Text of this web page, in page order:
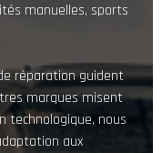
manuelles, sports
réparation guident
marques misent
technologique, nous
aux